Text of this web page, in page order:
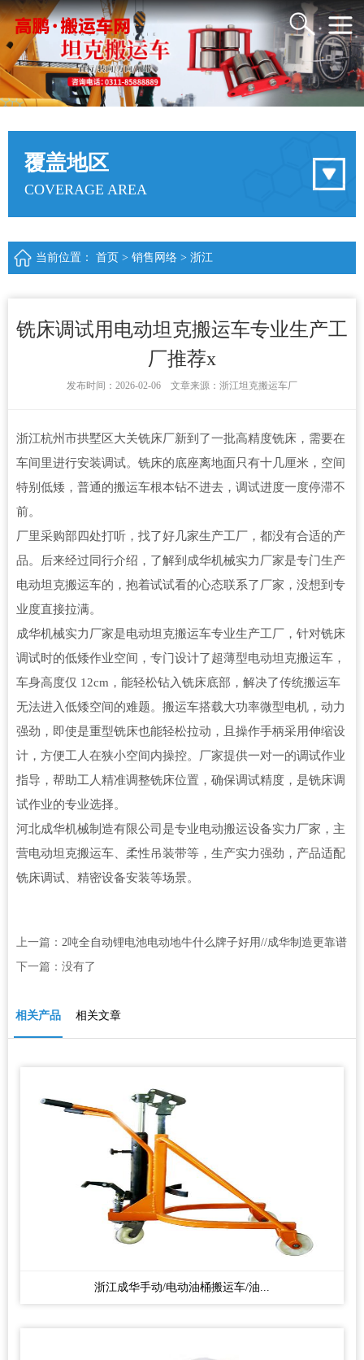
覆盖地区
COVERAGE AREA
当前位置： 首页 > 销售网络 > 浙江
铣床调试用电动坦克搬运车专业生产工
厂推荐x
发布时间：2026-02-06 文章来源：浙江坦克搬运车厂
浙江杭州市拱墅区大关铣床厂新到了一批高精度铣床，需要在
车间里进行安装调试。铣床的底座离地面只有十几厘米，空间
特别低矮，普通的搬运车根本钻不进去，调试进度一度停滞不
前。
厂里采购部四处打听，找了好几家生产工厂，都没有合适的产
品。后来经过同行介绍，了解到成华机械实力厂家是专门生产
电动坦克搬运车的，抱着试试看的心态联系了厂家，没想到专
业度直接拉满。
成华机械实力厂家是电动坦克搬运车专业生产工厂，针对铣床
调试时的低矮作业空间，专门设计了超薄型电动坦克搬运车，
车身高度仅 12cm，能轻松钻入铣床底部，解决了传统搬运车
无法进入低矮空间的难题。搬运车搭载大功率微型电机，动力
强劲，即使是重型铣床也能轻松拉动，且操作手柄采用伸缩设
计，方便工人在狭小空间内操控。厂家提供一对一的调试作业
指导，帮助工人精准调整铣床位置，确保调试精度，是铣床调
试作业的专业选择。
河北成华机械制造有限公司是专业电动搬运设备实力厂家，主
营电动坦克搬运车、柔性吊装带等，生产实力强劲，产品适配
铣床调试、精密设备安装等场景。
上一篇： 2吨全自动锂电池电动地牛什么牌子好用//成华制造更靠谱
下一篇：没有了
相关产品 相关文章
浙江成华手动/电动油桶搬运车/油...